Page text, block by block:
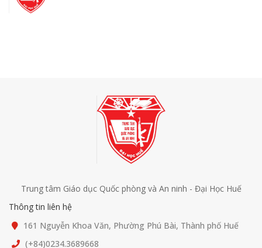
Trung tâm Giáo dục Quốc phòng và An ninh - Đại Học Huế
Thông tin liên hệ
161 Nguyễn Khoa Văn, Phường Phú Bài, Thành phố Huế
(+84)0234.3689668